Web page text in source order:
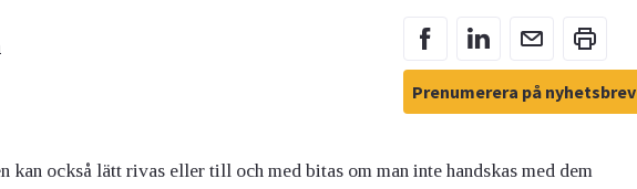
Prenumerera på nyhetsbrev
också lätt rivas eller till och med bitas om man inte handskas med dem